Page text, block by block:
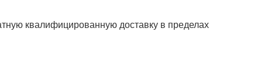
квалифицированную доставку в пределах